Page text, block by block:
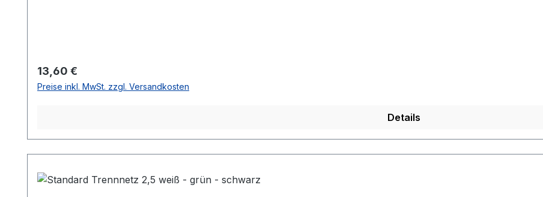
Regulärer Preis:
13,60 €
Preise inkl. MwSt. zzgl. Versandkosten
Details